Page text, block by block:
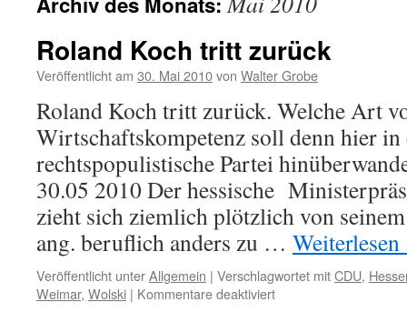
Roland Koch tritt zurück
Veröffentlicht am 30. Mai 2010von Walter Grobe
Roland Koch tritt zurück. Welche Art
Wirtschaftskompetenz soll denn hier in
rechtspopulistische Partei
30.05 2010 Der hessische
zieht sich ziemlich plötzlich von
ang. beruflich anders zu … Weiterlesen
Veröffentlicht unterAllgemein | Verschlagwortet mitCDU,
Weimar, Wolski | Kommentare deaktiviertfür